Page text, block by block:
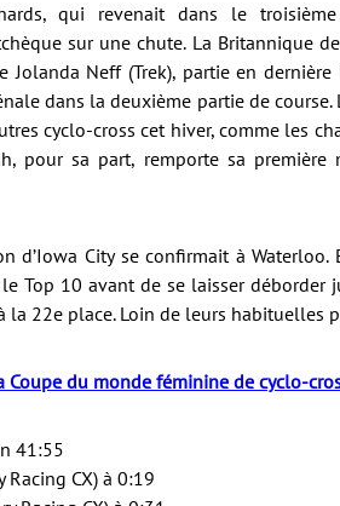
qui revenait dans le
sur une chute. La Britannique
Jolanda Neff (Trek), partie en
dans la deuxième partie de course.
cyclo-cross cet hiver, comme les
pour sa part, remporte sa première
d’Iowa City se confirmait à Waterloo.
Top 10 avant de se laisser déborder
la 22e place. Loin de leurs habituelles
Coupe du monde féminine de cyclo-
41:55
Racing CX) à 0:19